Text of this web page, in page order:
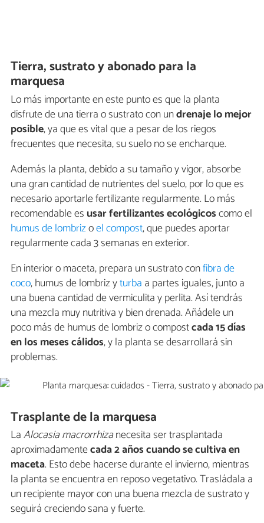
Tierra, sustrato y abonado para la
marquesa
Lo más importante en este punto es que la planta
disfrute de una tierra o sustrato con undrenaje lo mejor
posible, ya que es vital que a pesar de los riegos
frecuentes que necesita, su suelo no se encharque.
Además la planta, debido a su tamaño y vigor, absorbe
una gran cantidad de nutrientes del suelo, por lo que es
necesario aportarle fertilizante regularmente. Lo más
recomendable es usar fertilizantes ecológicoscomo el
humus de lombrizoel compost, que puedes aportar
regularmente cada 3 semanas en exterior.
En interior o maceta, prepara un sustrato confibra de
coco, humus de lombriz yturba a partes iguales, junto a
una buena cantidad de vermiculita y perlita. Así tendrás
una mezcla muy nutritiva y bien drenada. Añádele un
poco más de humus de lombriz o compostcada 15 días
en los meses cálidos, y la planta se desarrollará sin
problemas.
Trasplante de la marquesa
LaAlocasia macrorrhizanecesita ser trasplantada
aproximadamentecada 2 añoscuando se cultiva en
maceta. Esto debe hacerse durante el invierno, mientras
la planta se encuentra en reposo vegetativo. Trasládala a
un recipiente mayor con una buena mezcla de sustrato y
seguirá creciendo sana y fuerte.